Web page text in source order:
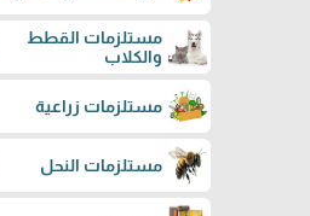
مستلزمات القطط
والكلاب
مستلزمات زراعية
مستلزمات النحل